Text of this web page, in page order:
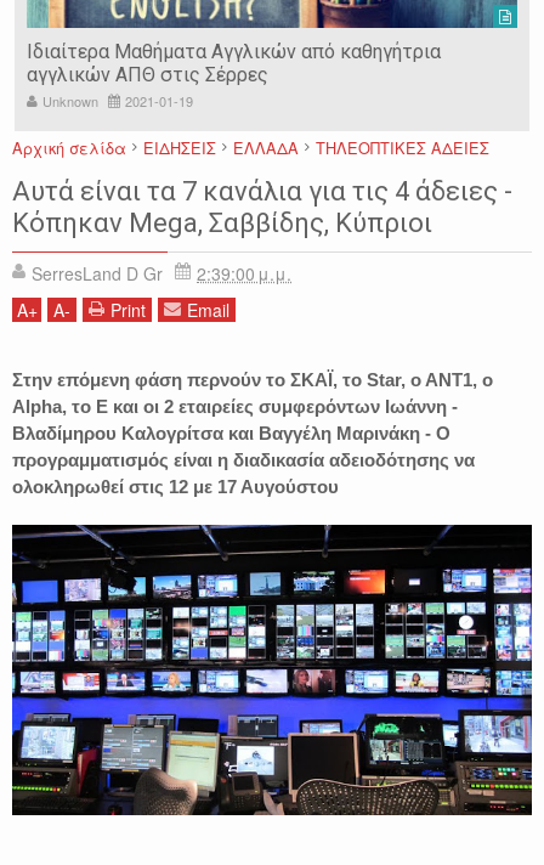
Ιδιαίτερα Μαθήματα Αγγλικών από καθηγήτρια
αγγλικών ΑΠΘ στις Σέρρες
Unknown 2021-01-19
Αρχική σελίδα ΕΙΔΗΣΕΙΣ ΕΛΛΑΔΑ ΤΗΛΕΟΠΤΙΚΕΣ ΑΔΕΙΕΣ
Αυτά είναι τα 7 κανάλια για τις 4 άδειες -
Κόπηκαν Μega, Σαββίδης, Κύπριοι
SerresLand D Gr
2:39:00 μ.μ.
A+ A- Print Email
Στην επόμενη φάση περνούν το ΣΚΑΪ, το Star, ο ΑΝΤ1, ο
Alpha, το Ε και οι 2 εταιρείες συμφερόντων Ιωάννη -
Βλαδίμηρου Καλογρίτσα και Βαγγέλη Μαρινάκη - Ο
προγραμματισμός είναι η διαδικασία αδειοδότησης να
ολοκληρωθεί στις 12 με 17 Αυγούστου
Ikaroi B.C.